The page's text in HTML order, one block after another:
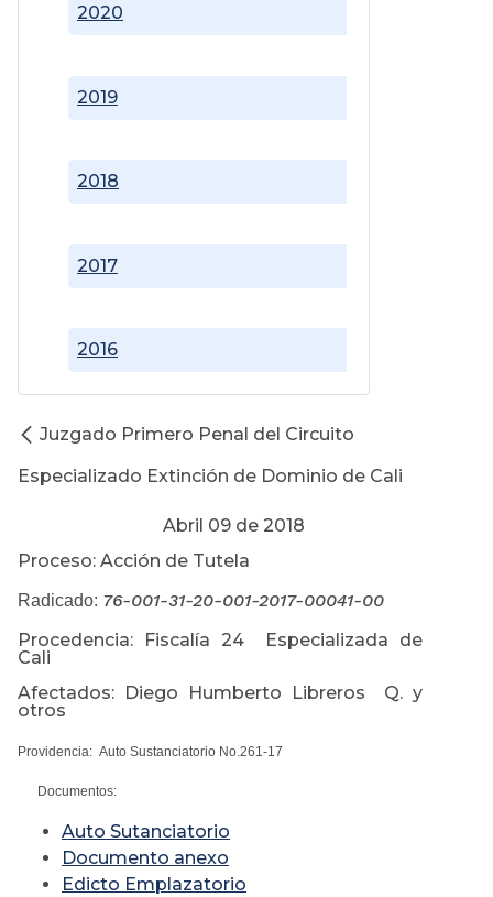
2016
2017
2018
2019
2020
Juzgado Primero Penal del Circuito
Especializado Extinción de Dominio de Cali
Abril 09 de 2018
Proceso: Acción de Tutela
Radicado: 76-001-31-20-001-2017-00041-00
Procedencia: Fiscalía 24 Especializada de
Cali
Afectados: Diego Humberto Libreros Q. y
otros
Providencia: Auto Sustanciatorio No.261-17
Documentos:
Auto Sutanciatorio
Documento anexo
Edicto Emplazatorio